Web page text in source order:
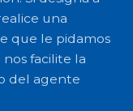
una
que le pidamos
facilite la
del agente